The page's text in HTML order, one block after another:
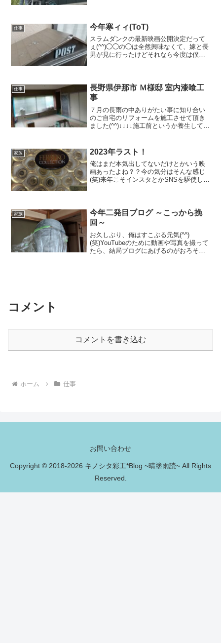
パートの人が切って欲...
仕事 今年寒ィィ(ToT)
スラムダンクの最新映画公開決定だって
ぇ(^^)◯◯の◯は全然興味なくて、嫁と長
男が見に行ったけどそれなら今度は僕と
り(^^)(笑...
仕事
長野県伊那市 Ｍ様邸 室内漆喰工
事
７月の長雨の中ありがたい事に知り合い
のご自宅のリフォームを施工させて頂き
ました(^^)↓↓↓↓施工前というか養生して、
部屋にするリフォームでして、知り合い
の大工さん...
家族 2023年ラスト！
俺はまだ本気出してないだけとかいう映
画あったよね？？今の気分はそんな感じ
(笑)来年こそインスタとかSNSを駆使して
安易な考えから、後...
家族
今年二発目ブログ ～こっから挽
回～
お久しぶり、俺はすこぶる元気(^^)
(笑)YouTubeのために動画や写真を撮って
たら、結局ブログにあげるのがおろそか
コメント
コメントを書き込む
ホーム 仕事
お問い合わせ
Copyright © 2018-2026 キノシタ彩工*Blog ~晴塗雨読~ All Rights
Reserved.